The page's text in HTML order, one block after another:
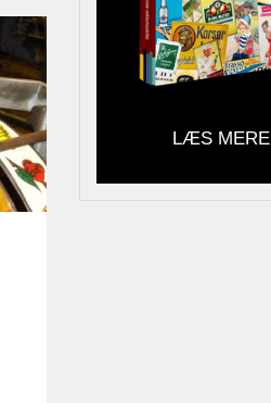
LÆS MERE